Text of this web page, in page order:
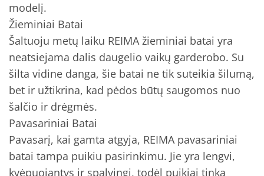
modelį.
Žieminiai Batai
Šaltuoju metų laiku REIMA žieminiai batai yra
neatsiejama dalis daugelio vaikų garderobo. Su
šilta vidine danga, šie batai ne tik suteikia šilumą,
bet ir užtikrina, kad pėdos būtų saugomos nuo
šalčio ir drėgmės.
Pavasariniai Batai
Pavasarį, kai gamta atgyja, REIMA pavasariniai
batai tampa puikiu pasirinkimu. Jie yra lengvi,
kvėpuojantys ir spalvingi, todėl puikiai tinka